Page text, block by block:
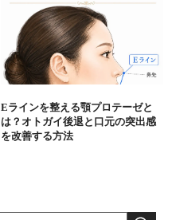
Eラインを整える顎プロテーゼと
は？オトガイ後退と口元の突出感
を改善する方法